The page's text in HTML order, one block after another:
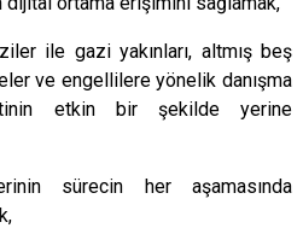
ile gazi yakınları, altmış beş
ve engellilere yönelik danışma
etkin bir şekilde yerine
sürecin her aşamasında